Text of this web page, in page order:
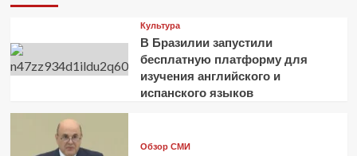
Культура
В Бразилии запустили
бесплатную платформу для
изучения английского и
испанского языков
Обзор СМИ